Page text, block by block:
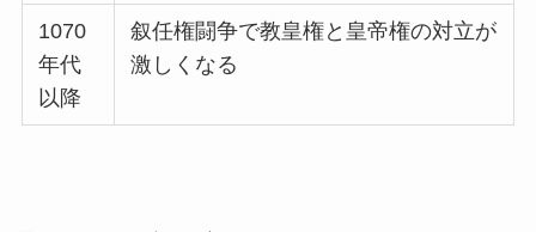
1070
年代
以降
叙任権闘争で教皇権と皇帝権の対立が
激しくなる